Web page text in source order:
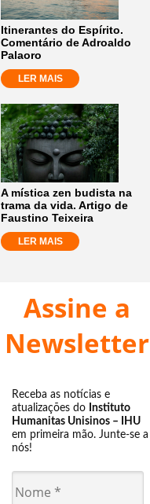
Itinerantes do Espírito.
Comentário de Adroaldo
Palaoro
LER MAIS
A mística zen budista na
trama da vida. Artigo de
Faustino Teixeira
LER MAIS
Assine a
Newsletter
Receba as notícias e
atualizações do Instituto
Humanitas Unisinos – IHU
em primeira mão. Junte-se a
nós!